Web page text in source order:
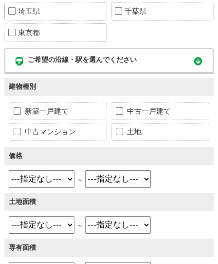
埼玉県 千葉県
東京都
ご希望の沿線・駅を選んでください
建物種別
新築一戸建て 中古一戸建て
中古マンション 土地
価格
～
土地面積
～
専有面積